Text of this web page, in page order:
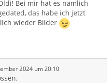
Bei mir hat es nämlich
das habe ich jetzt
wieder Bilder
2024 um 20:10